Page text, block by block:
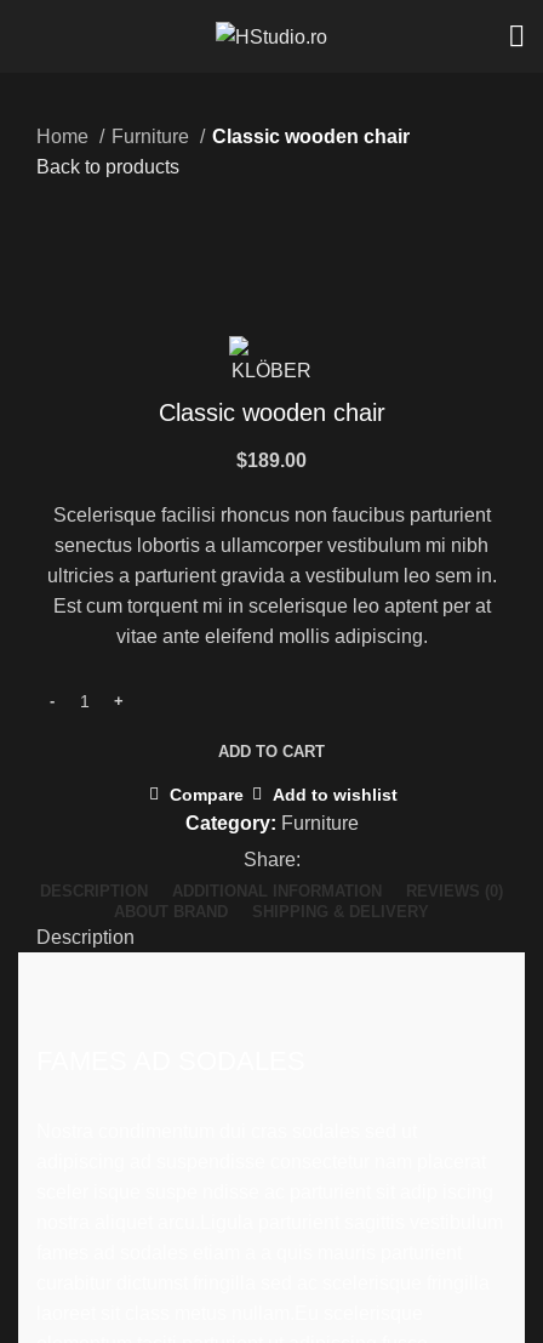
Home Furniture
Classic wooden chair
Back to products
Classic wooden chair
$189.00
Scelerisque facilisi rhoncus non faucibus parturient
senectus lobortis a ullamcorper vestibulum mi nibh
ultricies a parturient gravida a vestibulum leo sem in.
Est cum torquent mi in scelerisque leo aptent per at
vitae ante eleifend mollis adipiscing.
ADD TO CART
Compare Add to wishlist
Category: Furniture
Share:
DESCRIPTION ADDITIONAL INFORMATION
REVIEWS (0)
ABOUT BRAND
SHIPPING & DELIVERY
Description